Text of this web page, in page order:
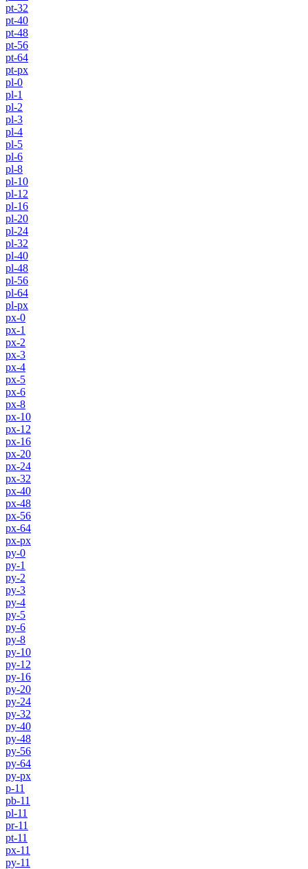
pt-32
pt-40
pt-48
pt-56
pt-64
pt-px
pl-0
pl-1
pl-2
pl-3
pl-4
pl-5
pl-6
pl-8
pl-10
pl-12
pl-16
pl-20
pl-24
pl-32
pl-40
pl-48
pl-56
pl-64
pl-px
px-0
px-1
px-2
px-3
px-4
px-5
px-6
px-8
px-10
px-12
px-16
px-20
px-24
px-32
px-40
px-48
px-56
px-64
px-px
py-0
py-1
py-2
py-3
py-4
py-5
py-6
py-8
py-10
py-12
py-16
py-20
py-24
py-32
py-40
py-48
py-56
py-64
py-px
p-11
pb-11
pl-11
pr-11
pt-11
px-11
py-11